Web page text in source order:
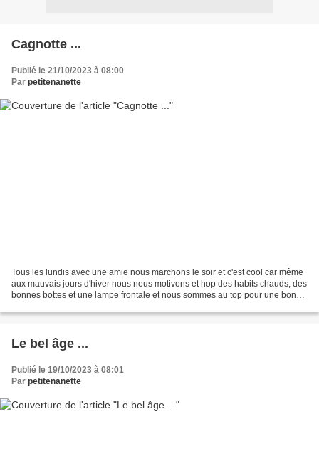
Cagnotte ...
Publié le 21/10/2023 à 08:00
Par petitenanette
Tous les lundis avec une amie nous marchons le soir et c'est cool car même
aux mauvais jours d'hiver nous nous motivons et hop des habits chauds, des
bonnes bottes et une lampe frontale et nous sommes au top pour une bonne
Le bel âge ...
Publié le 19/10/2023 à 08:01
Par petitenanette